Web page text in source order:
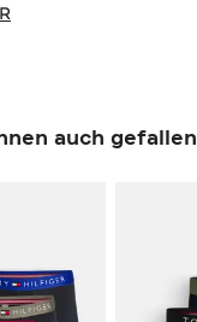
auch gefallen